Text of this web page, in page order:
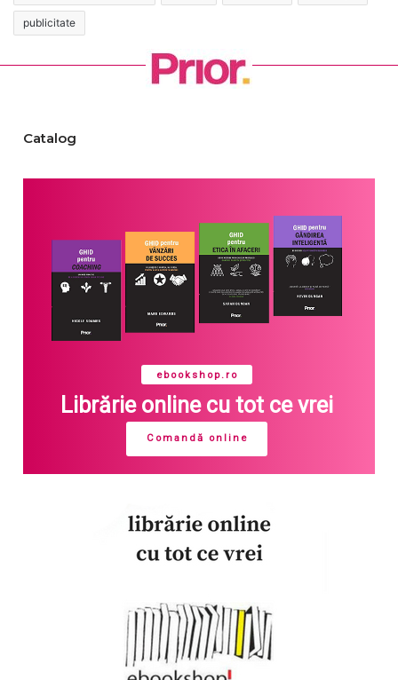
publicitate
Catalog
ebookshop.ro
Librărie online cu tot ce vrei
Comandă online